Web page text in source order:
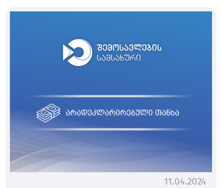
11.04.2024